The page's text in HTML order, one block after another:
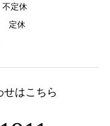
休
休
せはこちら